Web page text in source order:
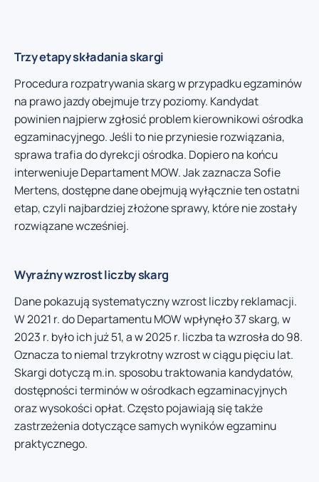
Trzy etapy składania skargi
Procedura rozpatrywania skarg w przypadku egzaminów
na prawo jazdy obejmuje trzy poziomy. Kandydat
powinien najpierw zgłosić problem kierownikowi ośrodka
egzaminacyjnego. Jeśli to nie przyniesie rozwiązania,
sprawa trafia do dyrekcji ośrodka. Dopiero na końcu
interweniuje Departament MOW. Jak zaznacza Sofie
Mertens, dostępne dane obejmują wyłącznie ten ostatni
etap, czyli najbardziej złożone sprawy, które nie zostały
rozwiązane wcześniej.
Wyraźny wzrost liczby skarg
Dane pokazują systematyczny wzrost liczby reklamacji.
W 2021 r. do Departamentu MOW wpłynęło 37 skarg, w
2023 r. było ich już 51, a w 2025 r. liczba ta wzrosła do 98.
Oznacza to niemal trzykrotny wzrost w ciągu pięciu lat.
Skargi dotyczą m.in. sposobu traktowania kandydatów,
dostępności terminów w ośrodkach egzaminacyjnych
oraz wysokości opłat. Często pojawiają się także
zastrzeżenia dotyczące samych wyników egzaminu
praktycznego.